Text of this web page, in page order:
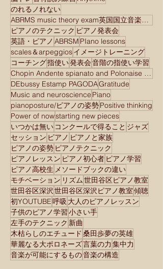
のれるノれない
ABRMS music theory exam英国国立音楽院検定試験
ピアノのテクニック ピアノ発表会
英語・ピアノ ABRSM PIano lessons
scales＆arpeggiosイメージトレーニング
コーチング指使い発表会音階の指使い学習
Chopin Andente spianato and Polonaise brilliant
DEbussy Estamp PAGODAGratitude
Music and neuroscience Piano
pianoposture/ピアノの姿勢Positive thinking
Power of nowstarting new pieces
いつかは無い コンクールで得ること ジャズ
セッション ピアノ ピアノと家族
ピアノの姿勢 ピアノテクニック
ピアノレッスン ピアノ初心者 ピアノ学習
ピアノ高校生 メソードブックの違い
モチベーション リズム世田谷区ピアノ教室
世田谷区深沢 世田谷区深沢ピアノ教室傾聴
初YOUTUBE呼吸 大人のピアノレッスン
子供のピアノ学習小さい手
左手のテクニック 新曲
木枯らしのエチュード 桑田歩夢の英雄
華麗なる大ポロネーズ言葉の力 集中力
音楽が可能にするもの音楽の構造